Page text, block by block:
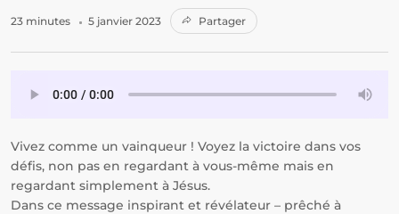
23 minutes 5 janvier 2023 Partager
Vivez comme un vainqueur ! Voyez la victoire dans vos
défis, non pas en regardant à vous-même mais en
regardant simplement à Jésus.
Dans ce message inspirant et révélateur – prêché à